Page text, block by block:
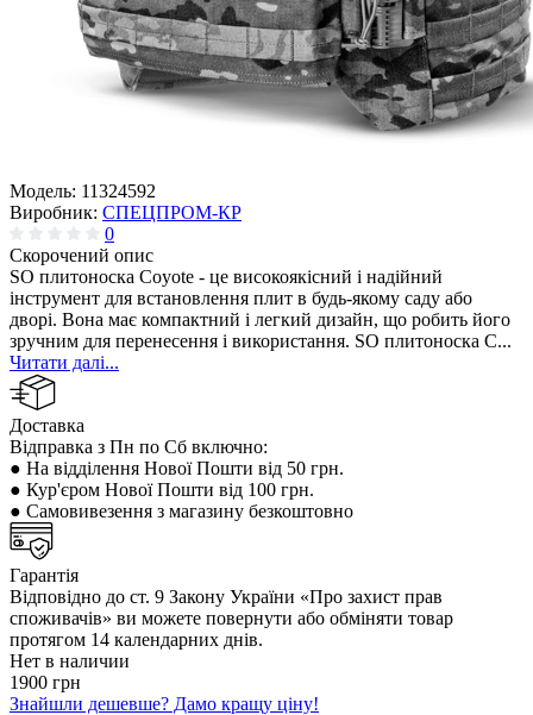
Модель: 11324592
Виробник: СПЕЦПРОМ-КР
0
Скорочений опис
SO плитоноска Coyote - це високоякісний і надійний
інструмент для встановлення плит в будь-якому саду або
дворі. Вона має компактний і легкий дизайн, що робить його
зручним для перенесення і використання. SO плитоноска C...
Читати далі...
Доставка
Відправка з Пн по Сб включно:
● На відділення Нової Пошти від 50 грн.
● Кур'єром Нової Пошти від 100 грн.
● Самовивезення з магазину безкоштовно
Гарантія
Відповідно до ст. 9 Закону України «Про захист прав
споживачів» ви можете повернути або обміняти товар
протягом 14 календарних днів.
Нет в наличии
1900 грн
Знайшли дешевше? Дамо кращу ціну!